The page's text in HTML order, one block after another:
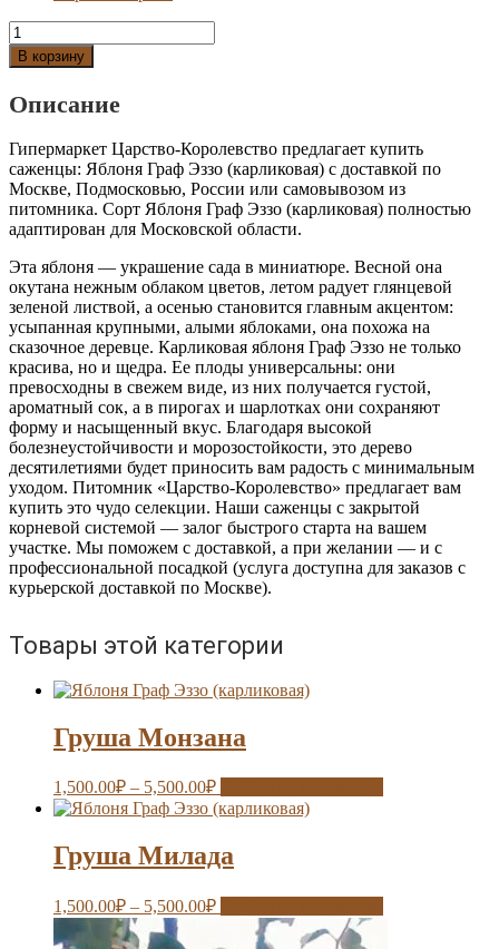
Количество
Яблоня
Граф
(карликовая)
В корзину
Описание
Гипермаркет Царство-Королевство предлагает купить
саженцы: Яблоня Граф Эззо (карликовая) с доставкой по
Москве, Подмосковью, России или самовывозом из
питомника. Сорт Яблоня Граф Эззо (карликовая) полностью
адаптирован для Московской области.
Эта яблоня — украшение сада в миниатюре. Весной она
окутана нежным облаком цветов, летом радует глянцевой
зеленой листвой, а осенью становится главным акцентом:
усыпанная крупными, алыми яблоками, она похожа на
сказочное деревце. Карликовая яблоня Граф Эззо не только
красива, но и щедра. Ее плоды универсальны: они
превосходны в свежем виде, из них получается густой,
ароматный сок, а в пирогах и шарлотках они сохраняют
форму и насыщенный вкус. Благодаря высокой
болезнеустойчивости и морозостойкости, это дерево
десятилетиями будет приносить вам радость с минимальным
уходом. Питомник «Царство-Королевство» предлагает вам
купить это чудо селекции. Наши саженцы с закрытой
корневой системой — залог быстрого старта на вашем
участке. Мы поможем с доставкой, а при желании — и с
профессиональной посадкой (услуга доступна для заказов с
курьерской доставкой по Москве).
Товары этой категории
Груша Монзана
1,500.00₽ – 5,500.00₽
Груша Милада
1,500.00₽ – 5,500.00₽